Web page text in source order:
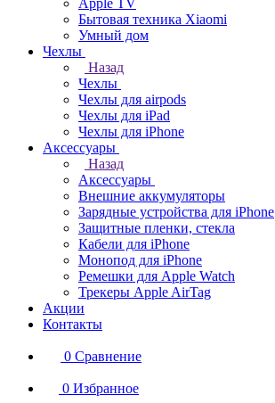
Apple TV
Бытовая техника Xiaomi
Умный дом
Чехлы
Назад
Чехлы
Чехлы для airpods
Чехлы для iPad
Чехлы для iPhone
Аксессуары
Назад
Аксессуары
Внешние аккумуляторы
Зарядные устройства для iPhone
Защитные пленки, стекла
Кабели для iPhone
Монопод для iPhone
Ремешки для Apple Watch
Трекеры Apple AirTag
Акции
Контакты
0 Сравнение
0 Избранное